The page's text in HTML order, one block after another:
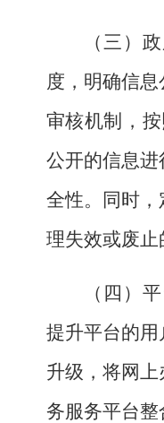
（三）
度，明确信
审核机制，按
公开的信息
全性。同时
理失效或废
（四）
提升平台的
升级，将网
务服务平台整